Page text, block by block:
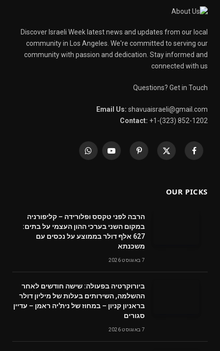
Discover Israeli Week latest news and updates from our local
community in Los Angeles. We're committed to serving our
community with passion and dedication. Stay informed and
connected with us
Questions? Get in Touch
Email Us: shavuaisraeli@gmail.com
Contact: +1-(323) 852-1202
Facebook
X
Pinterest
YouTube
WhatsApp
OUR PICKS
הרבה לפני טקסס ופלורידה – קליפורניה
במקום השני בערכי ההון העצמי על בתים:
627 אלף דולר בממוצע על נכסים עם
משכנתא
7 באוגוסט 2026
ביורוקרטיה בפעולה: שישה חודשים לאחר
ההשלמה, השירותים בעלות של מיליון דולר
בראניון קניון – במחוז של נית'יה ראמן – עדיין
סגורים
7 באוגוסט 2026